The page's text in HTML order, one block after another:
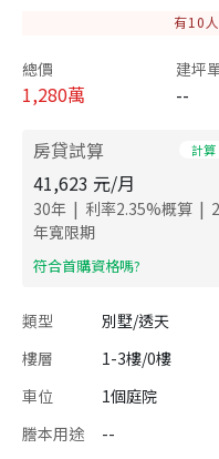
有10
總價
1,280萬
建坪
--
房貸試算 計算
41,623 元/月
30年 | 利率2.35%概算 | 2
年寬限期
​符合首購資格嗎?
類型 別墅/透天
樓層
1-3樓/0樓
車位
1個庭院
謄本用途
--